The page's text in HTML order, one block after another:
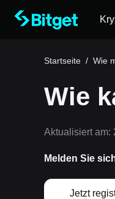
Startseite / Wie
Wie
Aktualisiert am:
Melden Sie
Jetzt